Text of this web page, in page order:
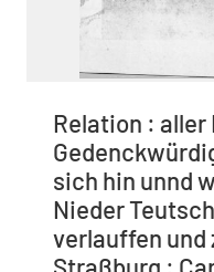
Relation : aller
sich hin unnd
Nieder
verlauffen und